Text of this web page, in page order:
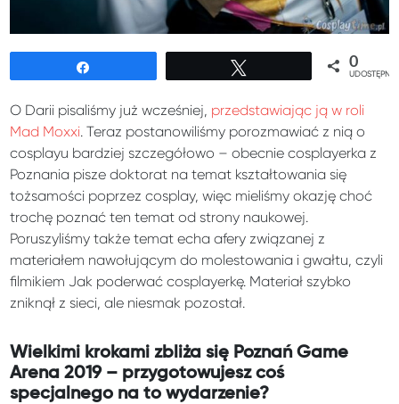
0
O Darii pisaliśmy już wcześniej, przedstawiając ją w roli
Mad Moxxi. Teraz postanowiliśmy porozmawiać z nią o
cosplayu bardziej szczegółowo – obecnie cosplayerka z
Poznania pisze doktorat na temat kształtowania się
tożsamości poprzez cosplay, więc mieliśmy okazję choć
trochę poznać ten temat od strony naukowej.
Poruszyliśmy także temat echa afery związanej z
materiałem nawołującym do molestowania i gwałtu, czyli
filmikiem Jak poderwać cosplayerkę. Materiał szybko
zniknął z sieci, ale niesmak pozostał.
Wielkimi krokami zbliża się Poznań Game
Arena 2019 – przygotowujesz coś
specjalnego na to wydarzenie?